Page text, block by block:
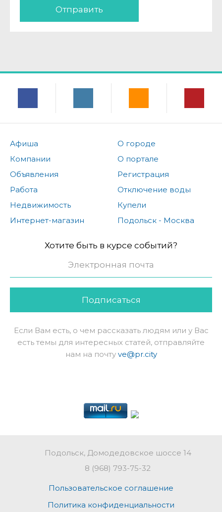
Отправить
Афиша
Компании
Объявления
Работа
Недвижимость
Интернет-магазин
О городе
О портале
Регистрация
Отключение воды
Купели
Подольск - Москва
Хотите быть в курсе событий?
Подписаться
Если Вам есть, о чем рассказать людям или у Вас
есть темы для интересных статей, отправляйте
нам на почту ve@pr.city
Подольск, Домодедовское шоссе 14
8 (968) 793-75-32
Пользовательское соглашение
Политика конфиденциальности